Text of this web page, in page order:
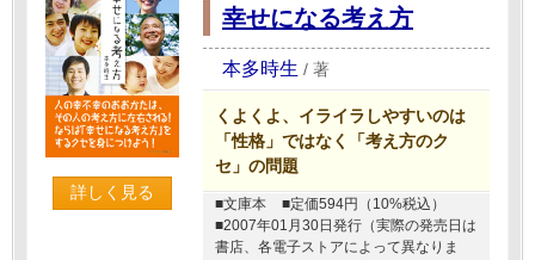
詳しく見る
幸せになる考え方
本多時生 / 著
くよくよ、イライラしやすいのは
「性格」ではなく「考え方のク
セ」の問題
■文庫本
■定価594円（10%税込）
■2007年01月30日発行（実際の発売日は
書店、各電子ストアによって異なりま